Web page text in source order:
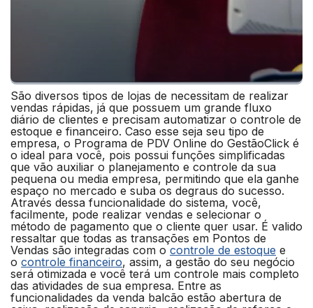
São diversos tipos de lojas de necessitam de realizar
vendas rápidas, já que possuem um grande fluxo
diário de clientes e precisam automatizar o controle de
estoque e financeiro. Caso esse seja seu tipo de
empresa, o Programa de PDV Online do GestãoClick é
o ideal para você, pois possui funções simplificadas
que vão auxiliar o planejamento e controle da sua
pequena ou media empresa, permitindo que ela ganhe
espaço no mercado e suba os degraus do sucesso.
Através dessa funcionalidade do sistema, você,
facilmente, pode realizar vendas e selecionar o
método de pagamento que o cliente quer usar. É valido
ressaltar que todas as transações em Pontos de
Vendas são integradas com o controle de estoque e
o controle financeiro, assim, a gestão do seu negócio
será otimizada e você terá um controle mais completo
das atividades de sua empresa. Entre as
funcionalidades da venda balcão estão abertura de